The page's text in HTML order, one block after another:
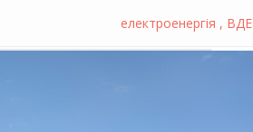
електроенергія , ВДЕ